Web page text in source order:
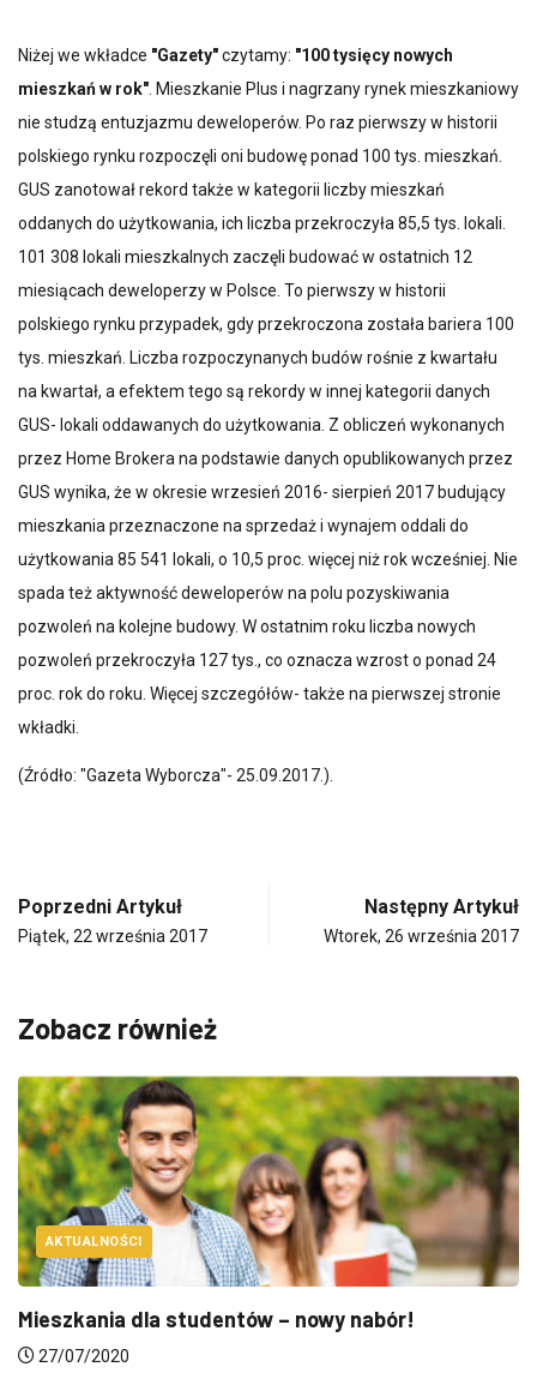
Niżej we wkładce "Gazety"czytamy: "100 tysięcy nowych
mieszkań w rok" . Mieszkanie Plus i nagrzany rynek mieszkaniowy
nie studzą entuzjazmu deweloperów. Po raz pierwszy w historii
polskiego rynku rozpoczęli oni budowę ponad 100 tys. mieszkań.
GUS zanotował rekord także w kategorii liczby mieszkań
oddanych do użytkowania, ich liczba przekroczyła 85,5 tys. lokali.
101 308 lokali mieszkalnych zaczęli budować w ostatnich 12
miesiącach deweloperzy w Polsce. To pierwszy w historii
polskiego rynku przypadek, gdy przekroczona została bariera 100
tys. mieszkań. Liczba rozpoczynanych budów rośnie z kwartału
na kwartał, a efektem tego są rekordy w innej kategorii danych
GUS- lokali oddawanych do użytkowania. Z obliczeń wykonanych
przez Home Brokera na podstawie danych opublikowanych przez
GUS wynika, że w okresie wrzesień 2016- sierpień 2017 budujący
mieszkania przeznaczone na sprzedaż i wynajem oddali do
użytkowania 85 541 lokali, o 10,5 proc. więcej niż rok wcześniej. Nie
spada też aktywność deweloperów na polu pozyskiwania
pozwoleń na kolejne budowy. W ostatnim roku liczba nowych
pozwoleń przekroczyła 127 tys., co oznacza wzrost o ponad 24
proc. rok do roku. Więcej szczegółów- także na pierwszej stronie
wkładki.
(Źródło: "Gazeta Wyborcza"- 25.09.2017.).
Poprzedni Artykuł
Piątek, 22 września 2017
Następny Artykuł
Wtorek, 26 września 2017
Zobacz również
AKTUALNOŚCI
Mieszkania dla studentów – nowy nabór!
27/07/2020